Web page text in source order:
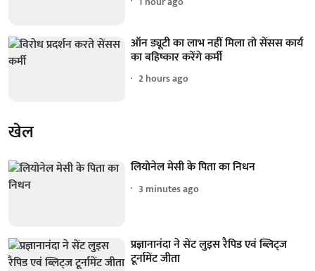
ऑन ड्यूटी का लाभ नहीं मिला तो सेंसस कार्य
का बहिष्कार करेंगे कर्मी
2 hours ago
खेल
लियोनेल मेसी के पिता का निधन
3 minutes ago
प्रज्ञानानंदा ने सेंट लुइस रैपिड एवं ब्लिट्ज
टूर्नामेंट जीता